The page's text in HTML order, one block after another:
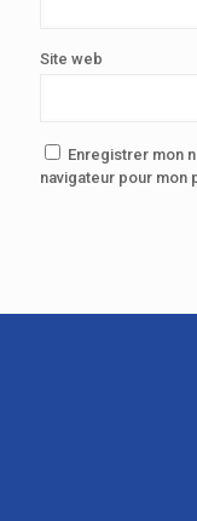
Site web
Enregistrer mon
navigateur pour mon